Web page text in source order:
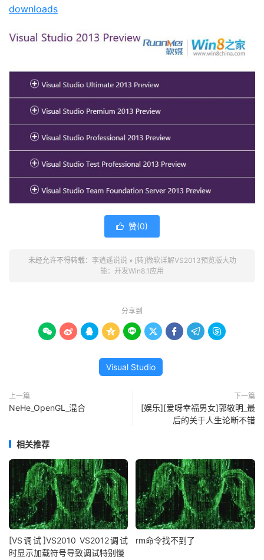
downloads
 赞(0)
未经允许不得转载： 李逍遥说说 » [转]微软详解VS2013预览版大功
能：开发Win8.1应用
分享到
        
Visual Studio
上一篇
NeHe_OpenGL_混合
下一篇
[娱乐][爱呀幸福男女]郭敬明_最
后的关于人生论断不错
相关推荐
[VS调试]VS2010 VS2012调试
时显示加载符号导致调试特别慢
rm命令找不到了